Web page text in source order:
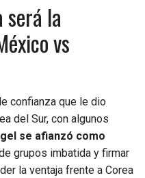
la
vs
confianza que le dio
del Sur, con algunos
se afianzó como
grupos imbatida y firmar
la ventaja frente a Corea